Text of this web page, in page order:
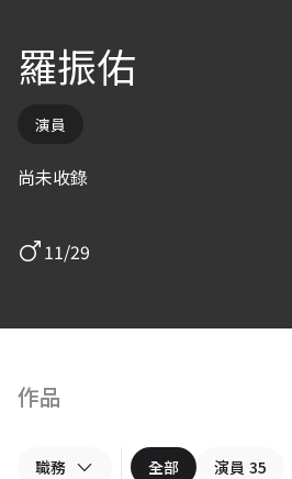
羅振佑
演員
尚未收錄
11/29
作品
職務 全部 演員 35